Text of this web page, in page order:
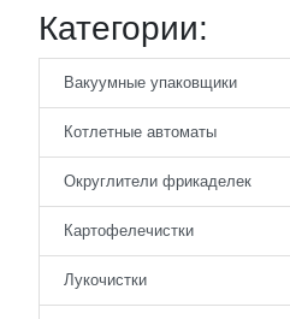
Категории:
Вакуумные упаковщики
Котлетные автоматы
Округлители фрикаделек
Картофелечистки
Лукочистки